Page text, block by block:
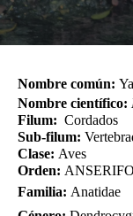
Nombre común:
Nombre científico:
Filum: Cordados
Sub-filum:
Clase: Aves
Orden:
Familia: Anatidae